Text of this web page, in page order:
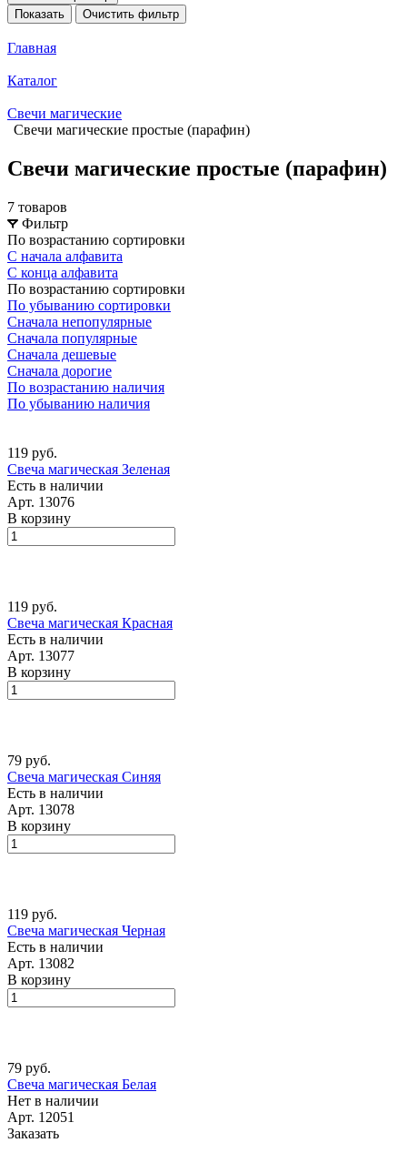
Показать
Очистить фильтр
Главная
Каталог
Свечи магические
Свечи магические простые (парафин)
Свечи магические простые (парафин)
7 товаров
Фильтр
По возрастанию сортировки
С начала алфавита
С конца алфавита
По возрастанию сортировки
По убыванию сортировки
Сначала непопулярные
Сначала популярные
Сначала дешевые
Сначала дорогие
По возрастанию наличия
По убыванию наличия
119 руб.
Свеча магическая Зеленая
Есть в наличии
Арт. 13076
В корзину
119 руб.
Свеча магическая Красная
Есть в наличии
Арт. 13077
В корзину
79 руб.
Свеча магическая Синяя
Есть в наличии
Арт. 13078
В корзину
119 руб.
Свеча магическая Черная
Есть в наличии
Арт. 13082
В корзину
79 руб.
Свеча магическая Белая
Нет в наличии
Арт. 12051
Заказать